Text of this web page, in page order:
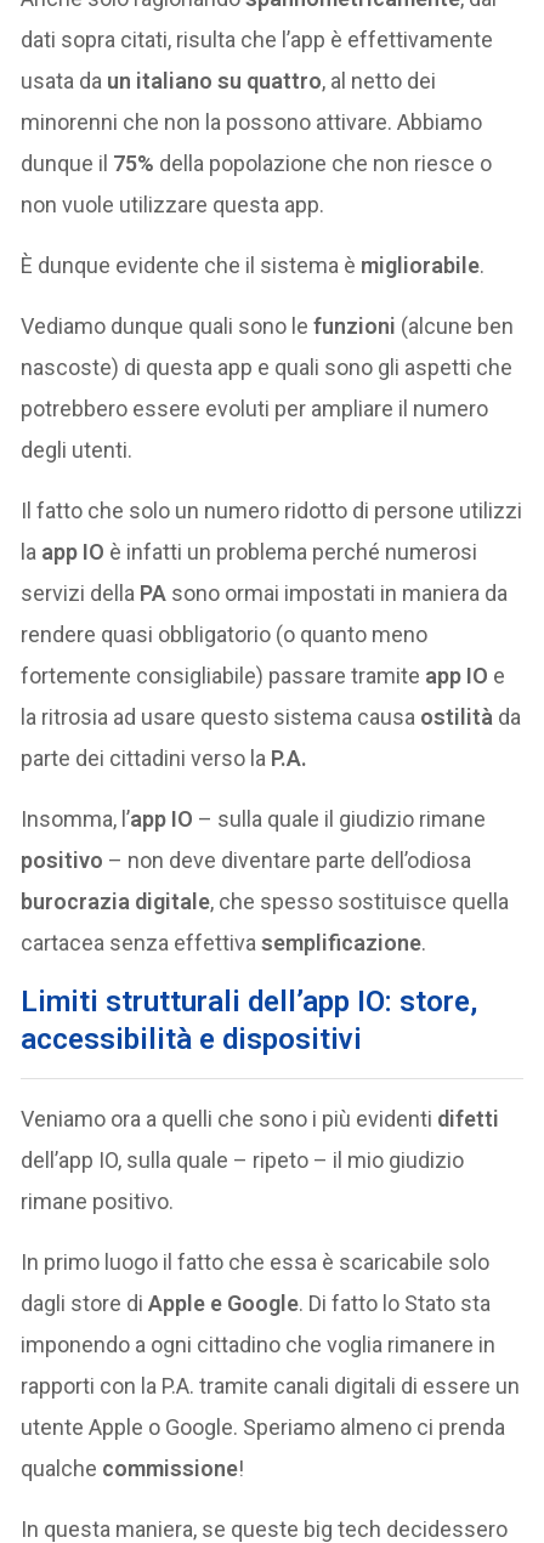
dati sopra citati, risulta che l’app è effettivamente
usata da un italiano su quattro, al netto dei
minorenni che non la possono attivare. Abbiamo
dunque il 75% della popolazione che non riesce o
non vuole utilizzare questa app.
È dunque evidente che il sistema è migliorabile.
Vediamo dunque quali sono lefunzioni (alcune ben
nascoste) di questa app e quali sono gli aspetti che
potrebbero essere evoluti per ampliare il numero
degli utenti.
Il fatto che solo un numero ridotto di persone utilizzi
la app IO è infatti un problema perché numerosi
servizi della PA sono ormai impostati in maniera da
rendere quasi obbligatorio (o quanto meno
fortemente consigliabile) passare tramite app IO e
la ritrosia ad usare questo sistema causa ostilità da
parte dei cittadini verso la P.A.
Insomma, l’app IO – sulla quale il giudizio rimane
positivo – non deve diventare parte dell’odiosa
burocrazia digitale, che spesso sostituisce quella
cartacea senza effettivasemplificazione.
Limiti strutturali dell’app IO: store,
accessibilità e dispositivi
Veniamo ora a quelli che sono i più evidenti difetti
dell’app IO, sulla quale – ripeto – il mio giudizio
rimane positivo.
In primo luogo il fatto che essa è scaricabile solo
dagli store diApple e Google. Di fatto lo Stato sta
imponendo a ogni cittadino che voglia rimanere in
rapporti con la P.A. tramite canali digitali di essere un
utente Apple o Google. Speriamo almeno ci prenda
qualche commissione!
In questa maniera, se queste big tech decidessero